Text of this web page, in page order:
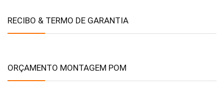
RECIBO & TERMO DE GARANTIA
ORÇAMENTO MONTAGEM POM